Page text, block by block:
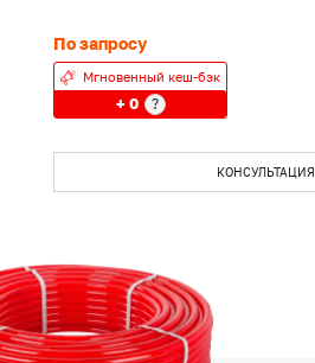
По запросу
Мгновенный кеш-бэк
+ 0 ?
КОНСУЛЬТАЦИЯ